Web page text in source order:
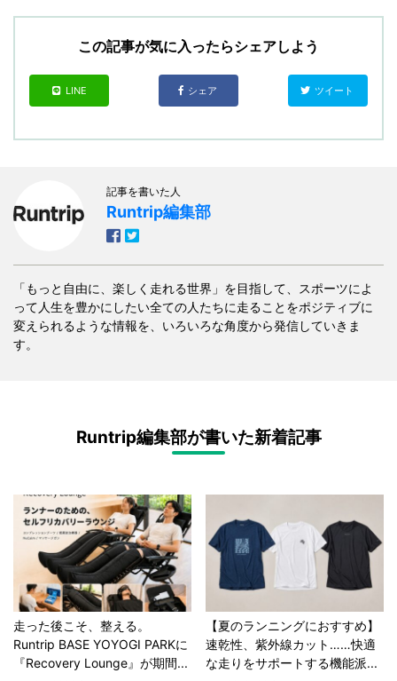
この記事が気に入ったらシェアしよう
LINE シェア ツイート
記事を書いた人
Runtrip編集部
「もっと自由に、楽しく走れる世界」を目指して、スポーツによ
って人生を豊かにしたい全ての人たちに走ることをポジティブに
変えられるような情報を、いろいろな角度から発信していきま
す。
Runtrip編集部が書いた新着記事
走った後こそ、整える。
Runtrip BASE YOYOGI PARKに
『Recovery Lounge』が期間...
【夏のランニングにおすすめ】
速乾性、紫外線カット……快適
な走りをサポートする機能派...